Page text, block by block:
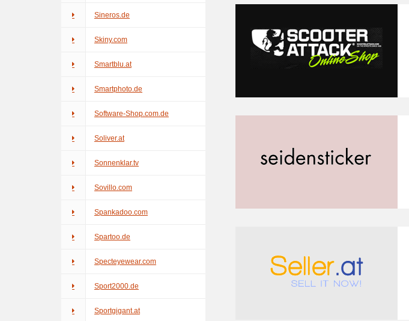
Sineros.de
Skiny.com
Smartblu.at
Smartphoto.de
Software-Shop.com.de
Soliver.at
Sonnenklar.tv
Sovillo.com
Spankadoo.com
Spartoo.de
Specteyewear.com
Sport2000.de
Sportgigant.at